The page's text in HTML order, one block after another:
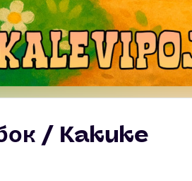
/ Kakuke